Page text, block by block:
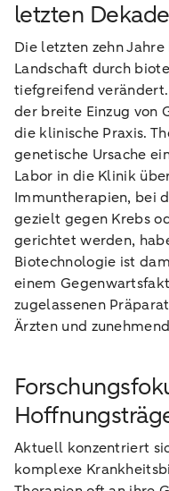
letzten Dekade
Die letzten zehn
Landschaft durch
tiefgreifend
der breite Einzug von
die klinische Praxis.
genetische Ursache
Labor in die Klinik
Immuntherapien, bei
gezielt gegen Krebs
gerichtet werden,
Biotechnologie ist
einem
zugelassenen
Ärzten und
Aktuell konzentriert
komplexe